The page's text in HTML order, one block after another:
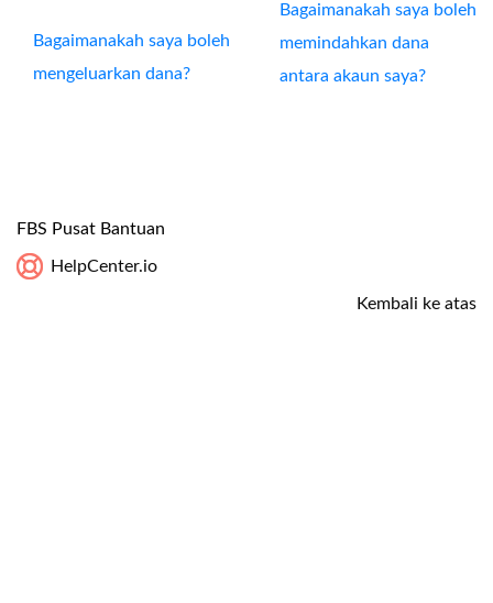
Bagaimanakah saya boleh
mengeluarkan dana?
Bagaimanakah saya boleh
memindahkan dana
antara akaun saya?
FBS Pusat Bantuan
HelpCenter.io
Kembali ke atas